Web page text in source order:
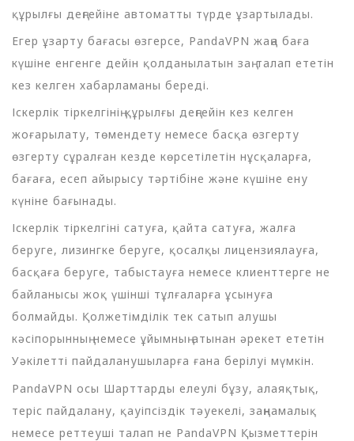
құрылғы деңгейіне автоматты түрде ұзартылады.
Егер ұзарту бағасы өзгерсе, PandaVPN жаңа баға
күшіне енгенге дейін қолданылатын заң талап ететін
кез келген хабарламаны береді.
Іскерлік тіркелгінің құрылғы деңгейін кез келген
жоғарылату, төмендету немесе басқа өзгерту
өзгерту сұралған кезде көрсетілетін нұсқаларға,
бағаға, есеп айырысу тәртібіне және күшіне ену
күніне бағынады.
Іскерлік тіркелгіні сатуға, қайта сатуға, жалға
беруге, лизингке беруге, қосалқы лицензиялауға,
басқаға беруге, табыстауға немесе клиенттерге не
байланысы жоқ үшінші тұлғаларға ұсынуға
болмайды. Қолжетімділік тек сатып алушы
кәсіпорынның немесе ұйымның атынан әрекет ететін
Уәкілетті пайдаланушыларға ғана берілуі мүмкін.
PandaVPN осы Шарттарды елеулі бұзу, алаяқтық,
теріс пайдалану, қауіпсіздік тәуекелі, заңнамалық
немесе реттеуші талап не PandaVPN Қызметтерін